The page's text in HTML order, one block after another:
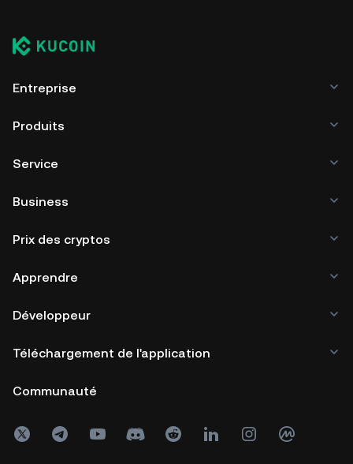
Entreprise
Produits
Service
Business
Prix des cryptos
Apprendre
Développeur
Téléchargement de l'application
Communauté